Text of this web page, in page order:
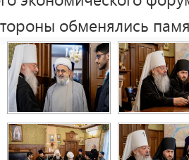
обменялись